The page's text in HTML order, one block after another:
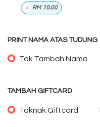
+ RM 10.00
PRINT NAMA ATAS TUDUNG
Tak Tambah Nama
TAMBAH GIFTCARD
Taknak Giftcard